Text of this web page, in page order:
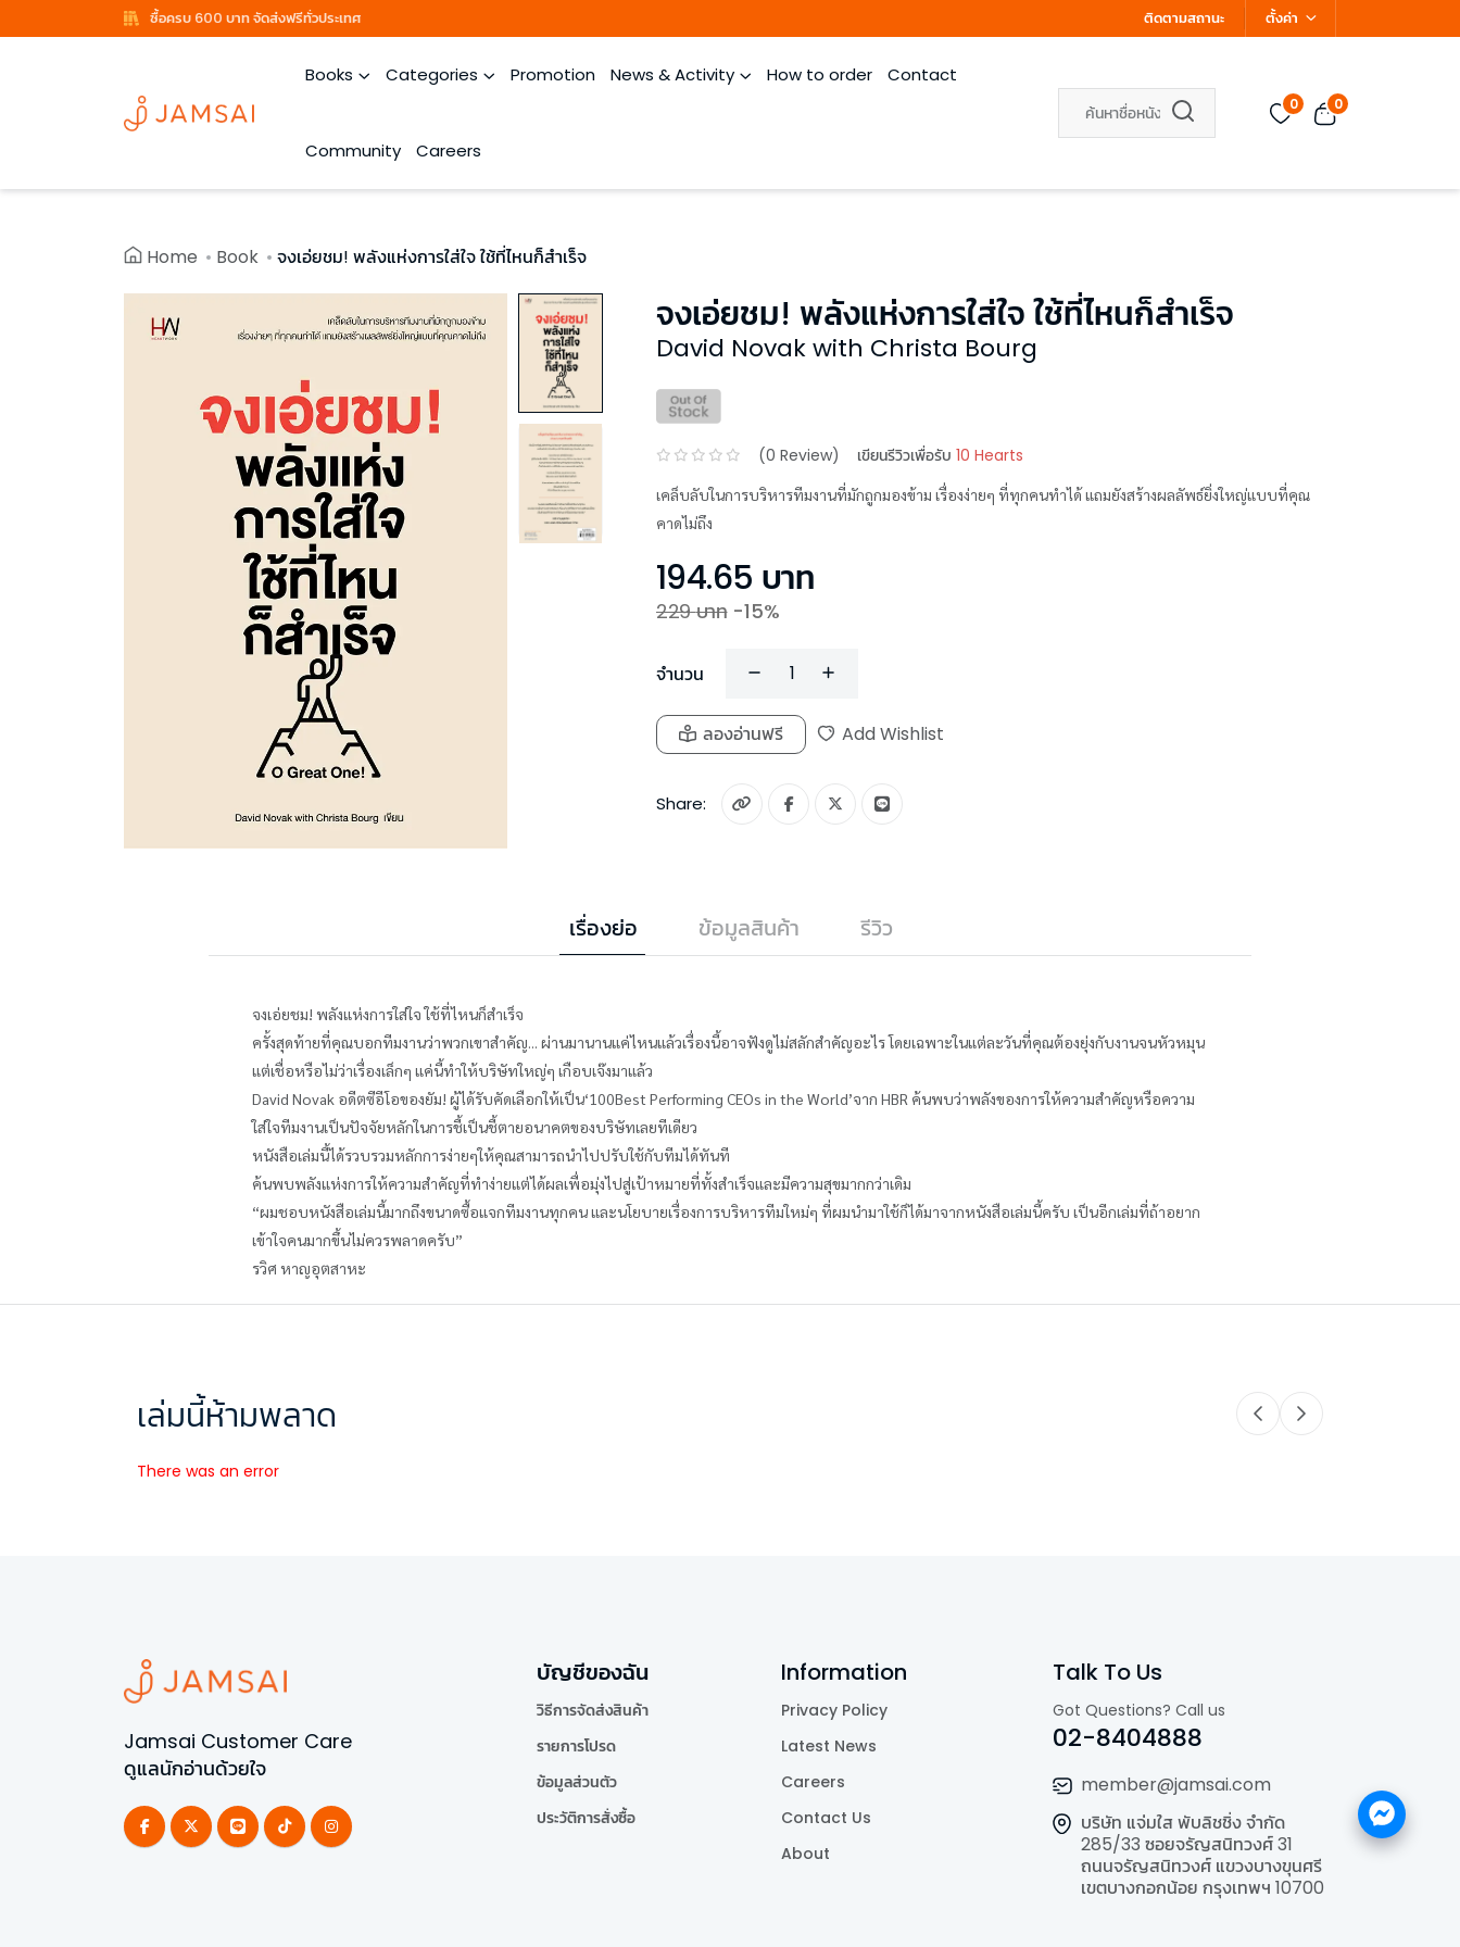
ซื้อครบ 600 บาท จัดส่งฟรีทั่วประเทศ ติดตามสถานะ ตั้งค่า
Books Categories Promotion News & Activity How to order Contact
Community Careers
0 0
Home Book จงเอ่ยชม! พลังแห่งการใส่ใจ ใช้ที่ไหนก็สำเร็จ
จงเอ่ยชม! พลังแห่งการใส่ใจ ใช้ที่ไหนก็สำเร็จ
David Novak with Christa Bourg
(0 Review) เขียนรีวิวเพื่อรับ 10 Hearts
เคล็บลับในการบริหารทีมงานที่มักถูกมองข้าม เรื่องง่ายๆ ที่ทุกคนทำได้ แถมยังสร้างผลลัพธ์ยิ่งใหญ่แบบที่คุณ
คาดไม่ถึง
194.65 บาท
229บาท -15%
จำนวน
ลองอ่านฟรี Add Wishlist
Share:
เรื่องย่อ ข้อมูลสินค้า รีวิว
จงเอ่ยชม! พลังแห่งการใส่ใจ ใช้ที่ไหนก็สำเร็จ
ครั้งสุดท้ายที่คุณบอกทีมงานว่าพวกเขาสำคัญ... ผ่านมานานแค่ไหนแล้วเรื่องนี้อาจฟังดูไม่สลักสำคัญอะไร โดยเฉพาะในแต่ละวันที่คุณต้องยุ่งกับงานจนหัวหมุน
แต่เชื่อหรือไม่ว่าเรื่องเล็กๆ แค่นี้ทำให้บริษัทใหญ่ๆ เกือบเจ๊งมาแล้ว
David Novak อดีตซีอีโอของยัม! ผู้ได้รับคัดเลือกให้เป็น‘100Best Performing CEOs in the World’จาก HBR ค้นพบว่าพลังของการให้ความสำคัญหรือความ
ใส่ใจทีมงานเป็นปัจจัยหลักในการชี้เป็นชี้ตายอนาคตของบริษัทเลยทีเดียว
หนังสือเล่มนี้ได้รวบรวมหลักการง่ายๆให้คุณสามารถนำไปปรับใช้กับทีมได้ทันที
ค้นพบพลังแห่งการให้ความสำคัญที่ทำง่ายแต่ได้ผลเพื่อมุ่งไปสู่เป้าหมายที่ทั้งสำเร็จและมีความสุขมากกว่าเดิม
“ผมชอบหนังสือเล่มนี้มากถึงขนาดซื้อแจกทีมงานทุกคน และนโยบายเรื่องการบริหารทีมใหม่ๆ ที่ผมนำมาใช้ก็ได้มาจากหนังสือเล่มนี้ครับ เป็นอีกเล่มที่ถ้าอยาก
เข้าใจคนมากขึ้นไม่ควรพลาดครับ”
รวิศ หาญอุตสาหะ
เล่มนี้ห้ามพลาด
There was an error
Jamsai Customer Care
ดูแลนักอ่านด้วยใจ
บัญชีของฉัน
วิธีการจัดส่งสินค้า
รายการโปรด
ข้อมูลส่วนตัว
ประวัติการสั่งซื้อ
Information
Privacy Policy
Latest News
Careers
Contact Us
About
Talk To Us
Got Questions? Call us
02-8404888
member@jamsai.com
บริษัท แจ่มใส พับลิชชิ่ง จำกัด
285/33 ซอยจรัญสนิทวงศ์ 31
ถนนจรัญสนิทวงศ์ แขวงบางขุนศรี
เขตบางกอกน้อย กรุงเทพฯ 10700